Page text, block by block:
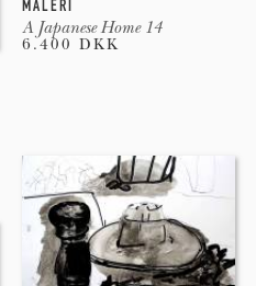
MALERI
A Japanese Home 14
6.400 DKK